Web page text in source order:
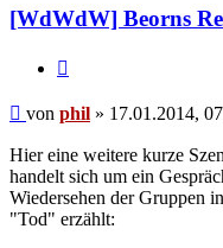
[WdWdW] Beorns
Beitrag
von phil » 17.01.2014,
Hier eine weitere kurze
handelt sich um ein
Wiedersehen der Gruppen
"Tod" erzählt: